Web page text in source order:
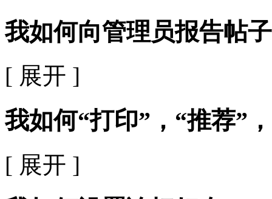
我如何向管理员报告帖子
[ 展开 ]
我如何“打印”，“推荐”
[ 展开 ]